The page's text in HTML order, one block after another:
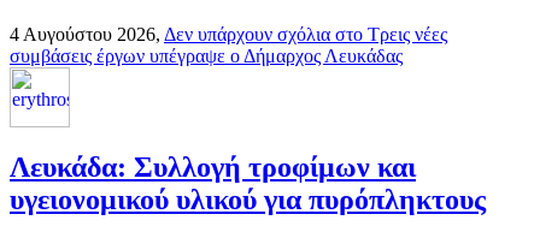
4 Αυγούστου 2026, Δεν υπάρχουν σχόλια στο Τρεις νέες
συμβάσεις έργων υπέγραψε ο Δήμαρχος Λευκάδας
Λευκάδα: Συλλογή τροφίμων και
υγειονομικού υλικού για πυρόπληκτους